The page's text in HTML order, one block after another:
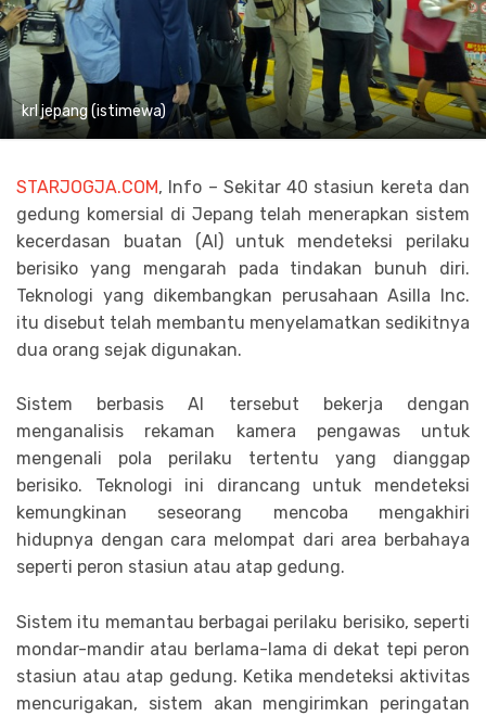
krl jepang (istimewa)
STARJOGJA.COM, Info – Sekitar 40 stasiun kereta dan
gedung komersial di Jepang telah menerapkan sistem
kecerdasan buatan (AI) untuk mendeteksi perilaku
berisiko yang mengarah pada tindakan bunuh diri.
Teknologi yang dikembangkan perusahaan Asilla Inc.
itu disebut telah membantu menyelamatkan sedikitnya
dua orang sejak digunakan.
Sistem berbasis AI tersebut bekerja dengan
menganalisis rekaman kamera pengawas untuk
mengenali pola perilaku tertentu yang dianggap
berisiko. Teknologi ini dirancang untuk mendeteksi
kemungkinan seseorang mencoba mengakhiri
hidupnya dengan cara melompat dari area berbahaya
seperti peron stasiun atau atap gedung.
Sistem itu memantau berbagai perilaku berisiko, seperti
mondar-mandir atau berlama-lama di dekat tepi peron
stasiun atau atap gedung. Ketika mendeteksi aktivitas
mencurigakan, sistem akan mengirimkan peringatan